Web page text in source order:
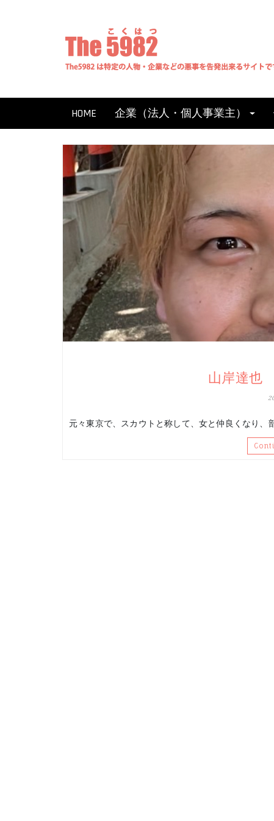
HOME 企業（法人・個人事業主）
山岸達也
元々東京で、スカウトと称して、女と仲良くなり